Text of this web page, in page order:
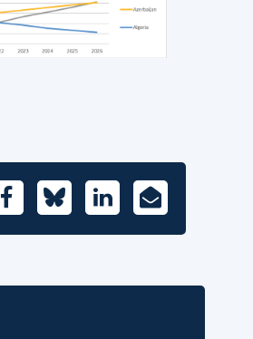
FacebookBlueskyLinkedIn
E-
Mail